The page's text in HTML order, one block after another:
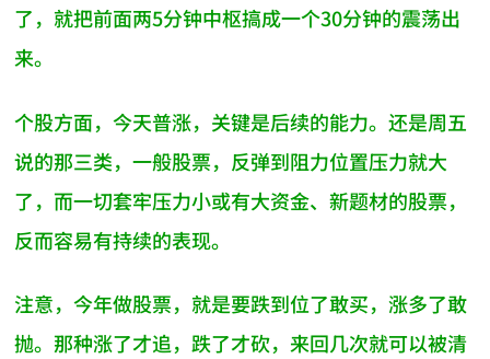
了，就把前面两5分钟中枢搞成一个30分钟的震荡出
来。
个股方面，今天普涨，关键是后续的能力。还是周五
说的那三类，一般股票，反弹到阻力位置压力就大
了，而一切套牢压力小或有大资金、新题材的股票，
反而容易有持续的表现。
注意，今年做股票，就是要跌到位了敢买，涨多了敢
抛。那种涨了才追，跌了才砍，来回几次就可以被清